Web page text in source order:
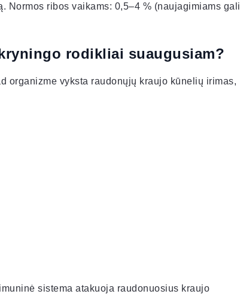
Normos ribos vaikams: 0,5–4 % (naujagimiams gali
rodikliai suaugusiam?
organizme vyksta raudonųjų kraujo kūnelių irimas,
sistema atakuoja raudonuosius kraujo